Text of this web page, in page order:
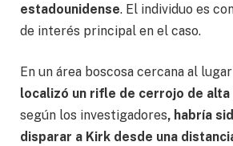
estadounidense. El individuo es
de interés principal en el caso.
En un área boscosa cercana al
localizó un rifle de cerrojo de
según los investigadores, habría
disparar a Kirk desde una